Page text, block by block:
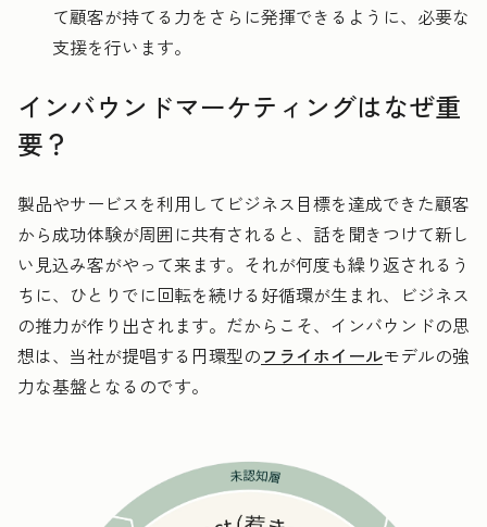
て顧客が持てる力をさらに発揮できるように、必要な
支援を行います。
インバウンドマーケティングはなぜ重
要？
製品やサービスを利用してビジネス目標を達成できた顧客
から成功体験が周囲に共有されると、話を聞きつけて新し
い見込み客がやって来ます。それが何度も繰り返されるう
ちに、ひとりでに回転を続ける好循環が生まれ、ビジネス
の推力が作り出されます。だからこそ、インバウンドの思
想は、当社が提唱する円環型のフライホイールモデルの強
力な基盤となるのです。